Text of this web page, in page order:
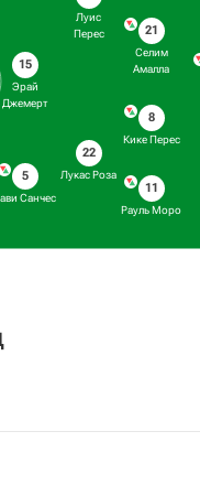
15
Эрай
Джемерт
5
Санчес
Луис
Перес
22
Лукас Роза
21
Селим
Амалла
8
Кике Перес
11
Рауль Моро